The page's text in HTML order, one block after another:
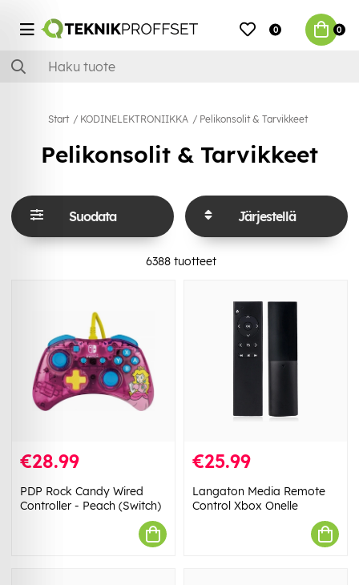
0 0
Start KODINELEKTRONIIKKA Pelikonsolit & Tarvikkeet
Pelikonsolit & Tarvikkeet
Suodata Järjestellä
6388 tuotteet
€28.99
PDP Rock Candy Wired
Controller - Peach (Switch)
€25.99
Langaton Media Remote
Control Xbox Onelle